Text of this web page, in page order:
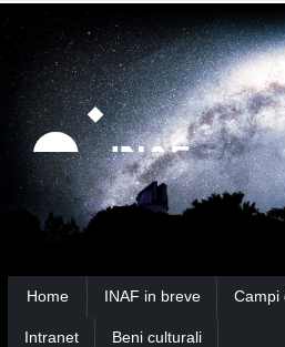
Strumenti
personali
Salta
contenuti.
|
Salta
alla
navigazione
Ricerca
avanzata…
Home INAF in breve Campi
Intranet Beni culturali